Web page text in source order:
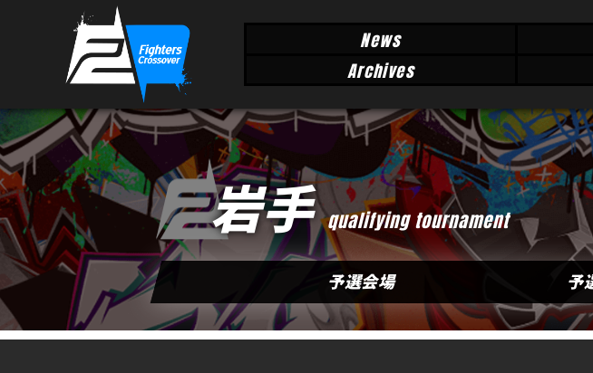
News
Archives
岩手 qualifying tournament
予選会場 予